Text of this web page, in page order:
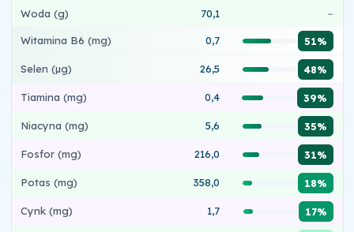
Woda (g) 70,1 –
Witamina B6 (mg) 0,7 51%
Selen (µg) 26,5 48%
Tiamina (mg) 0,4 39%
Niacyna (mg) 5,6 35%
Fosfor (mg) 216,0 31%
Potas (mg) 358,0 18%
Cynk (mg) 1,7 17%